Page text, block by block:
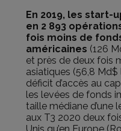
En 2019, les start-
en 2 893
fois moins de
américaines (126
et près de deux fois
asiatiques (56,8
déficit d’accès au
les levées de fonds
taille médiane
aux T3 2020 deux